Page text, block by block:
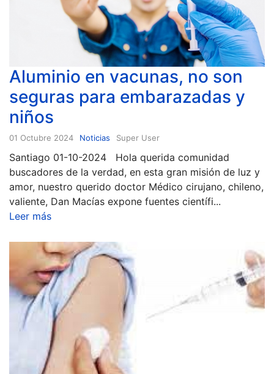
Aluminio en vacunas, no son
seguras para embarazadas y
niños
01 Octubre 2024 Noticias Super User
Santiago 01-10-2024 Hola querida comunidad
buscadores de la verdad, en esta gran misión de luz y
amor, nuestro querido doctor Médico cirujano, chileno,
valiente, Dan Macías expone fuentes científi...
Leer más